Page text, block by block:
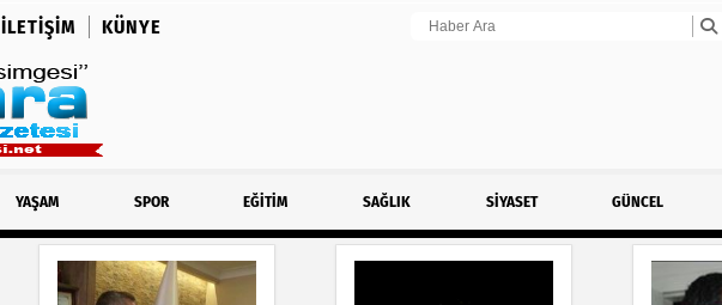
İLETIŞIM KÜNYE
YAŞAM SPOR EĞİTİM SAĞLIK SİYASET GÜNCEL